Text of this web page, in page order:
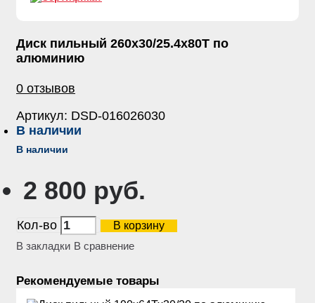
Диск пильный 260х30/25.4х80Т по
алюминию
0 отзывов
Артикул: DSD-016026030
В наличии
В наличии
2 800 руб.
Кол-во
В корзину
В закладки В сравнение
Рекомендуемые товары